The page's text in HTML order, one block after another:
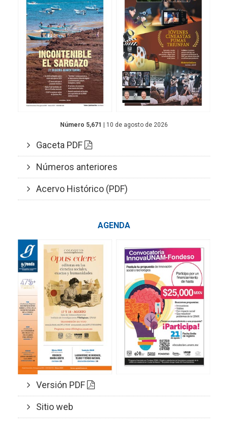
Número 5,671 | 10 de agosto de 2026
Gaceta PDF
Números anteriores
Acervo Histórico (PDF)
AGENDA
Versión PDF
Sitio web